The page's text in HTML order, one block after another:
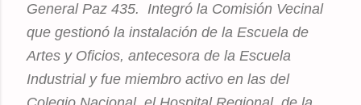
General Paz 435. Integró la Comisión Vecinal
que gestionó la instalación de la Escuela de
Artes y Oficios, antecesora de la Escuela
Industrial y fue miembro activo en las del